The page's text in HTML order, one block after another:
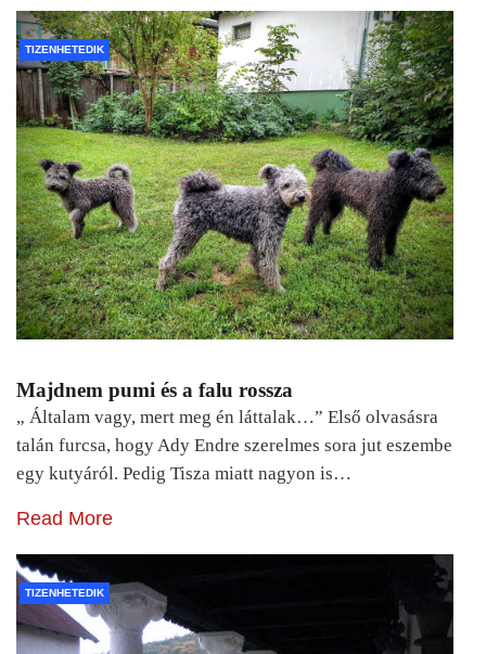
TIZENHETEDIK
Majdnem pumi és a falu rossza
„ Általam vagy, mert meg én láttalak…” Első olvasásra
talán furcsa, hogy Ady Endre szerelmes sora jut eszembe
egy kutyáról. Pedig Tisza miatt nagyon is…
Read More
TIZENHETEDIK